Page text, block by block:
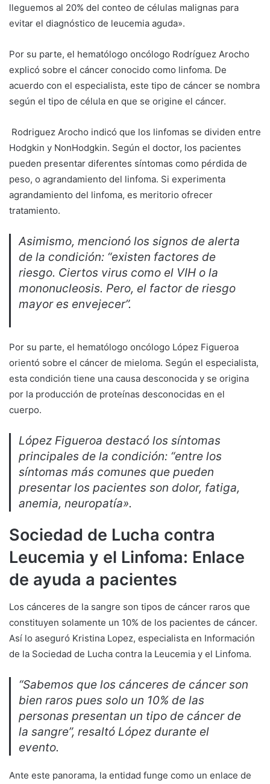
lleguemos al 20% del conteo de células malignas para
evitar el diagnóstico de leucemia aguda».
Por su parte, el hematólogo oncólogo Rodríguez Arocho
explicó sobre el cáncer conocido como linfoma. De
acuerdo con el especialista, este tipo de cáncer se nombra
según el tipo de célula en que se origine el cáncer.
Rodriguez Arocho indicó que los linfomas se dividen entre
Hodgkin y NonHodgkin. Según el doctor, los pacientes
pueden presentar diferentes síntomas como pérdida de
peso, o agrandamiento del linfoma. Si experimenta
agrandamiento del linfoma, es meritorio ofrecer
tratamiento.
Asimismo, mencionó los signos de alerta
de la condición: “existen factores de
riesgo. Ciertos virus como el VIH o la
mononucleosis. Pero, el factor de riesgo
mayor es envejecer”.
Por su parte, el hematólogo oncólogo López Figueroa
orientó sobre el cáncer de mieloma. Según el especialista,
esta condición tiene una causa desconocida y se origina
por la producción de proteínas desconocidas en el
cuerpo.
López Figueroa destacó los síntomas
principales de la condición: “entre los
síntomas más comunes que pueden
presentar los pacientes son dolor, fatiga,
anemia, neuropatía».
Sociedad de Lucha contra
Leucemia y el Linfoma: Enlace
de ayuda a pacientes
Los cánceres de la sangre son tipos de cáncer raros que
constituyen solamente un 10% de los pacientes de cáncer.
Así lo aseguró Kristina Lopez, especialista en Información
de la Sociedad de Lucha contra la Leucemia y el Linfoma.
“Sabemos que los cánceres de cáncer son
bien raros pues solo un 10% de las
personas presentan un tipo de cáncer de
la sangre”, resaltó López durante el
evento.
Ante este panorama, la entidad funge como un enlace de